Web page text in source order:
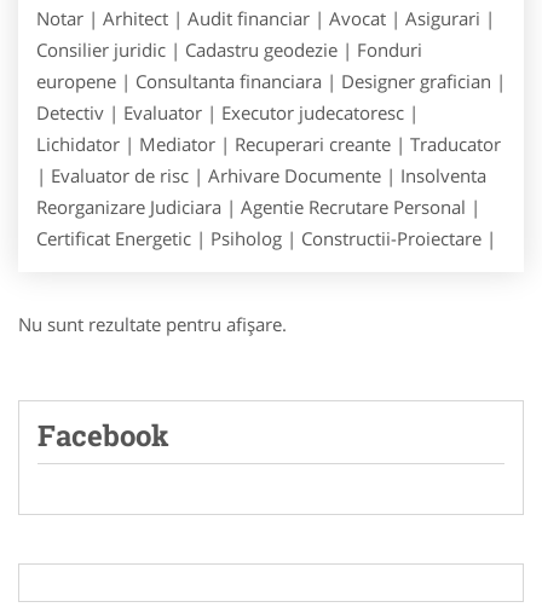
Notar | Arhitect | Audit financiar | Avocat | Asigurari |
Consilier juridic | Cadastru geodezie | Fonduri
europene | Consultanta financiara | Designer grafician |
Detectiv | Evaluator | Executor judecatoresc |
Lichidator | Mediator | Recuperari creante | Traducator
| Evaluator de risc | Arhivare Documente | Insolventa
Reorganizare Judiciara | Agentie Recrutare Personal |
Certificat Energetic | Psiholog | Constructii-Proiectare |
Nu sunt rezultate pentru afişare.
Facebook